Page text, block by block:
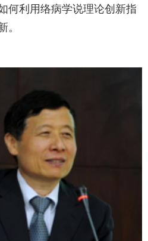
何利用络病学说理论创新指
。